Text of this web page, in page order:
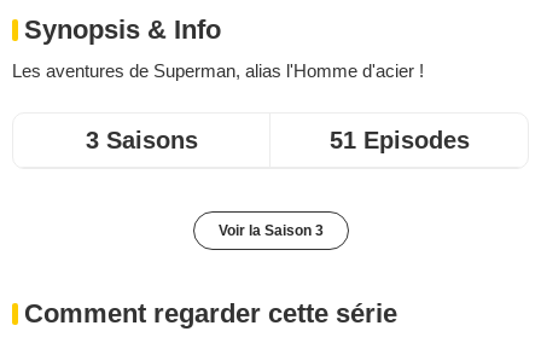
Synopsis & Info
Les aventures de Superman, alias l'Homme d'acier !
3 Saisons 51 Episodes
Voir la Saison 3
Comment regarder cette série